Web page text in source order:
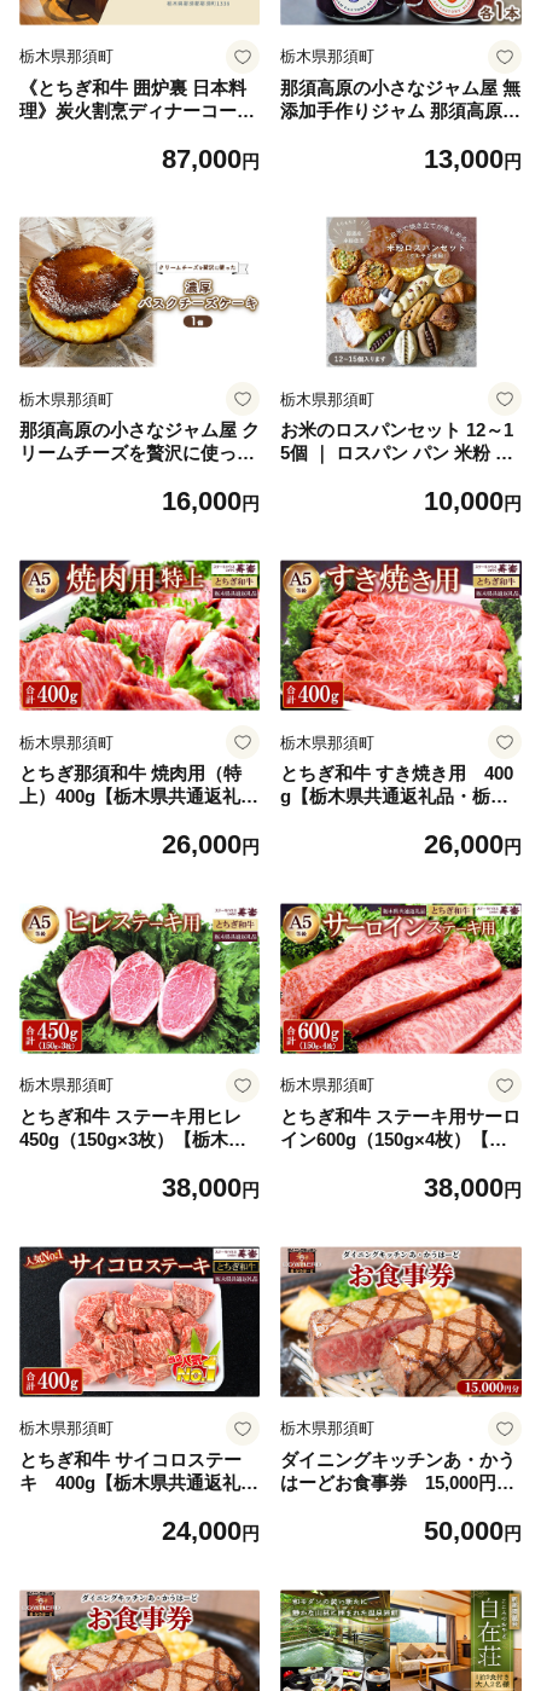
栃木県那須町
《とちぎ和牛 囲炉裏 日本料
理》炭火割烹ディナーコース
火割烹与一. ｜ チケット 食事
87,000円
栃木県那須町
那須高原の小さなジャム屋 無
添加手作りジャム 那須高原産
ジャムセット 各1本 ｜ ジャ
13,000円
栃木県那須町
那須高原の小さなジャム屋 ク
リームチーズを贅沢に使った
｜ スイーツ チーズケーキ 人
離島への配送不可〔P-317〕
16,000円
栃木県那須町
お米のロスパンセット 12～1
5個 ｜ ロスパン パン 米粉 訳
い 朝食 ベーカリー 冷凍 セッ
可
10,000円
栃木県那須町
とちぎ那須和牛 焼肉用（特
上）400g【栃木県共通返礼
牛 ステーキ 寿楽 一頭買い 国
26,000円
栃木県那須町
とちぎ和牛 すき焼き用 400
g【栃木県共通返礼品・栃木
キ 寿楽 一頭買い 国産 冷凍
26,000円
栃木県那須町
とちぎ和牛 ステーキ用ヒレ
450g（150g×3枚）【栃木県
とちぎ和牛 ステーキ 寿楽 一
38,000円
栃木県那須町
とちぎ和牛 ステーキ用サーロ
イン600g（150g×4枚）【栃
｜ とちぎ和牛 ステーキ 寿楽
38,000円
栃木県那須町
とちぎ和牛 サイコロステー
キ 400g【栃木県共通返礼
牛 ステーキ 寿楽 一頭買い 国
24,000円
栃木県那須町
ダイニングキッチンあ・かう
はーどお食事券 15,000円分
ケット お食事券 レストラン
50,000円